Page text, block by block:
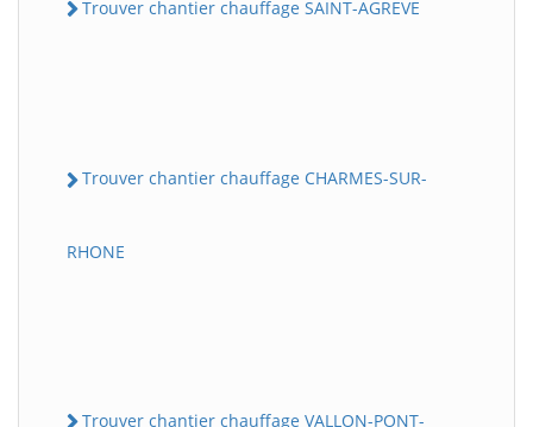
Trouver chantier chauffage SAINT-AGREVE
Trouver chantier chauffage CHARMES-SUR-
RHONE
Trouver chantier chauffage VALLON-PONT-